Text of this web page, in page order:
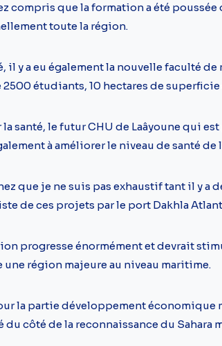
compris que la formation a été
toute la région.
il y a eu également la nouvelle faculté
2500 étudiants, 10 hectares de
santé, le futur CHU de Laâyoune qui
à améliorer le niveau de santé de
que je ne suis pas exhaustif tant il y a
de ces projets par le port Dakhla
progresse énormément et devrait
une région majeure au niveau maritime.
la partie développement
du côté de la reconnaissance du Sahara